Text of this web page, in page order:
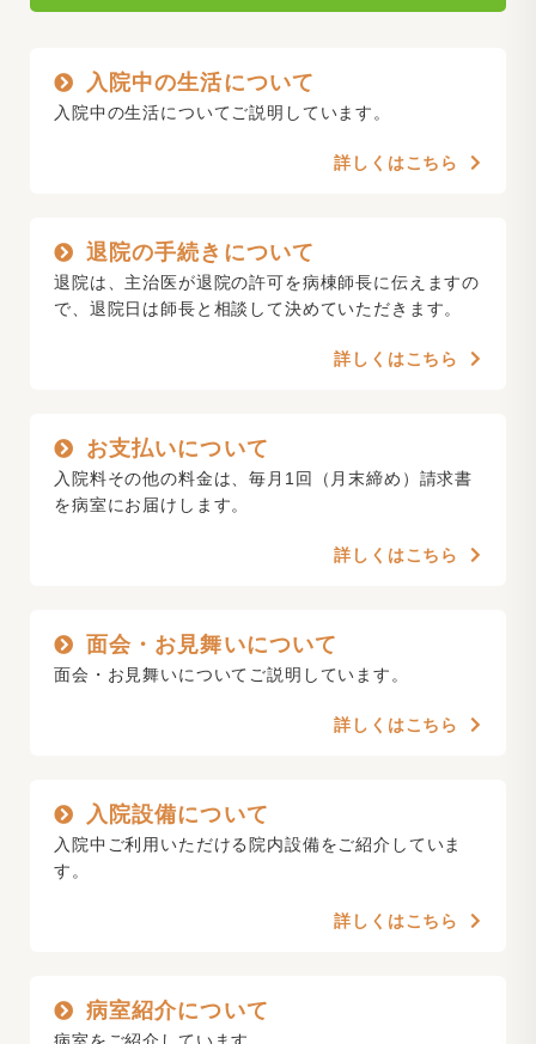
入院中の生活について
入院中の生活についてご説明しています。
詳しくはこちら
退院の手続きについて
退院は、主治医が退院の許可を病棟師長に伝えますの
で、退院日は師長と相談して決めていただきます。
詳しくはこちら
お支払いについて
入院料その他の料金は、毎月1回（月末締め）請求書
を病室にお届けします。
詳しくはこちら
面会・お見舞いについて
面会・お見舞いについてご説明しています。
詳しくはこちら
入院設備について
入院中ご利用いただける院内設備をご紹介していま
す。
詳しくはこちら
病室紹介について